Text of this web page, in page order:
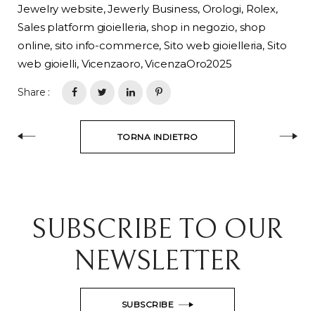
Jewelry website,Jewerly Business, Orologi, Rolex,
Sales platform gioielleria,shop in negozio, shop
online,sito info-commerce,Sito web gioielleria,Sito
web gioielli, Vicenzaoro,VicenzaOro2025
Share :
TORNA INDIETRO
SUBSCRIBE TO OUR
NEWSLETTER
SUBSCRIBE